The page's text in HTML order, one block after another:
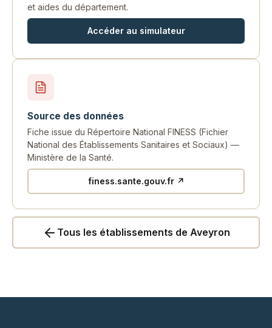
et aides du département.
Accéder au simulateur
Source des données
Fiche issue du Répertoire National FINESS (Fichier
National des Établissements Sanitaires et Sociaux) —
Ministère de la Santé.
finess.sante.gouv.fr ↗
Tous les établissements de Aveyron